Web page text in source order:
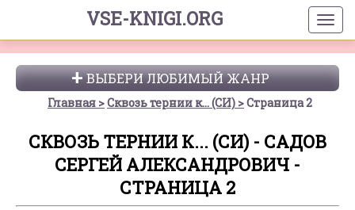
VSE-KNIGI.ORG
ВЫБЕРИ ЛЮБИМЫЙ ЖАНР
Главная Сквозь тернии к... (СИ) Страница 2
СКВОЗЬ ТЕРНИИ К... (СИ) - САДОВ
СЕРГЕЙ АЛЕКСАНДРОВИЧ -
СТРАНИЦА 2